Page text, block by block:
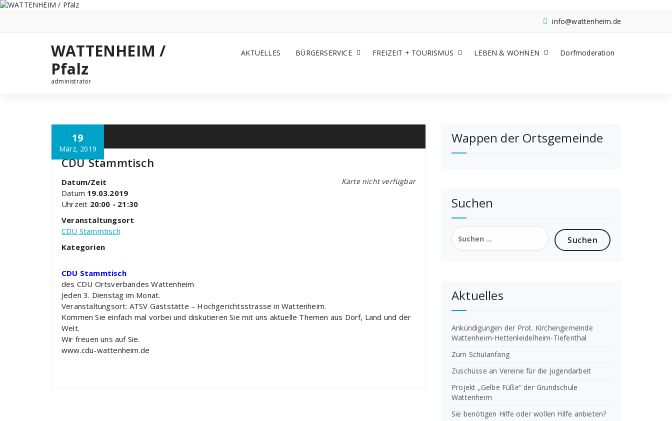
Zum
info@wattenheim.de
WATTENHEIM /
Pfalz
administrator
AKTUELLES BÜRGERSERVICE FREIZEIT + TOURISMUS LEBEN & WOHNEN Dorfmoderation
19
März, 2019
CDU Stammtisch
Karte nicht verfügbar
Datum/Zeit
Datum 19.03.2019
Uhrzeit 20:00 - 21:30
Veranstaltungsort
CDU Stammtisch
Kategorien
CDU Stammtisch
des CDU Ortsverbandes Wattenheim
Jeden 3. Dienstag im Monat.
Veranstaltungsort: ATSV Gaststätte – Hochgerichtsstrasse in Wattenheim.
Kommen Sie einfach mal vorbei und diskutieren Sie mit uns aktuelle Themen aus Dorf, Land und der
Welt.
Wir freuen uns auf Sie.
www.cdu-wattenheim.de
Wappen der Ortsgemeinde
Suchen
Suchen
nach:
Aktuelles
Ankündigungen der Prot. Kirchengemeinde
Wattenheim-Hettenleidelheim-Tiefenthal
Zum Schulanfang
Zuschüsse an Vereine für die Jugendarbeit
Projekt „Gelbe Füße“ der Grundschule
Wattenheim
Sie benötigen Hilfe oder wollen Hilfe anbieten?